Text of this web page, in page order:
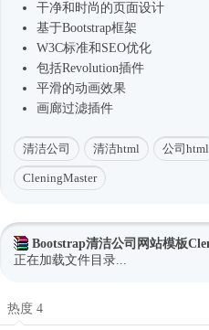
干净和 时尚 的页面设计
基于Bootstrap框架
W3C标准和SEO优化
包括Revolution插件
平滑的动画效果
画廊过滤插件
清洁公司 清洁html 公司html
CleningMaster
Bootstrap清洁公司网站模板
正在加载文件目录...
热度 4